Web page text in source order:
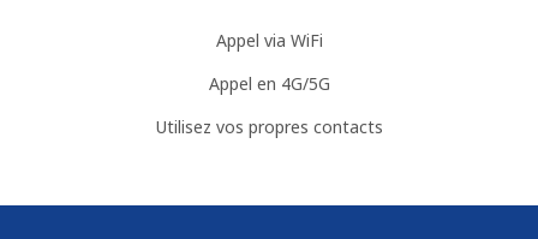
Appel via WiFi
Appel en 4G/5G
Utilisez vos propres contacts